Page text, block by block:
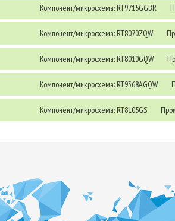
Компонент/микросхема: RT9715GGBR
Компонент/микросхема: RT8070ZQW
Компонент/микросхема: RT8010GQW
Компонент/микросхема: RT9368AGQW
Компонент/микросхема: RT8105GS